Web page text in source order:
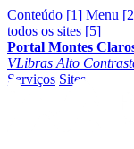
Conteúdo [1] Menu
todos os sites [5]
Portal Montes
VLibras Alto
Serviços Sites